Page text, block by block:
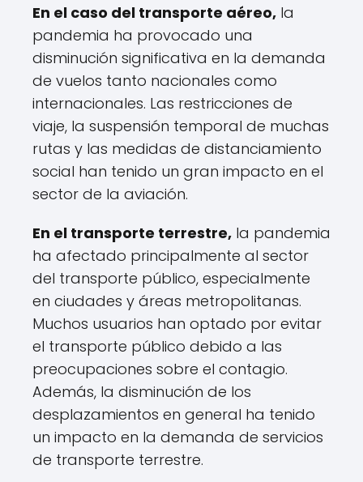
En el caso del transporte aéreo, la
pandemia ha provocado una
disminución significativa en la demanda
de vuelos tanto nacionales como
internacionales. Las restricciones de
viaje, la suspensión temporal de muchas
rutas y las medidas de distanciamiento
social han tenido un gran impacto en el
sector de la aviación.
En el transporte terrestre, la pandemia
ha afectado principalmente al sector
del transporte público, especialmente
en ciudades y áreas metropolitanas.
Muchos usuarios han optado por evitar
el transporte público debido a las
preocupaciones sobre el contagio.
Además, la disminución de los
desplazamientos en general ha tenido
un impacto en la demanda de servicios
de transporte terrestre.